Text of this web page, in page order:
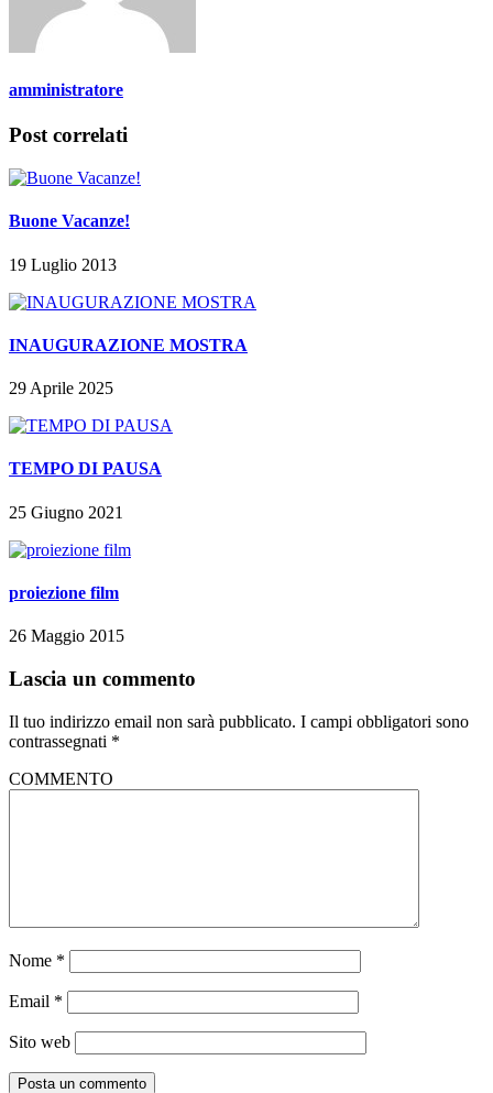
amministratore
Post correlati
Buone Vacanze!
19 Luglio 2013
INAUGURAZIONE MOSTRA
29 Aprile 2025
TEMPO DI PAUSA
25 Giugno 2021
proiezione film
26 Maggio 2015
Lascia un commento
Il tuo indirizzo email non sarà pubblicato. I campi obbligatori sono
contrassegnati *
COMMENTO
Nome *
Email *
Sito web